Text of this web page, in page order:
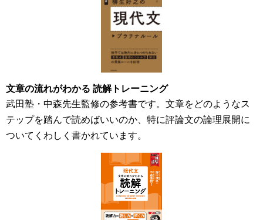
文章の流れがわかる 読解トレーニング
武田塾・中森先生監修の参考書です。文章をどのようなス
テップを踏んで読めばいいのか、特に評論文の論理展開に
ついてくわしく書かれています。